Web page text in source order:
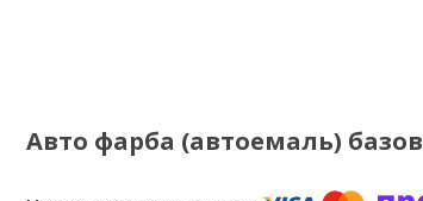
Авто фарба (автоемаль)